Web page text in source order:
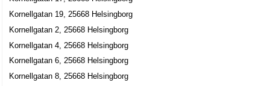
Kornellgatan 19, 25668 Helsingborg
Kornellgatan 2, 25668 Helsingborg
Kornellgatan 4, 25668 Helsingborg
Kornellgatan 6, 25668 Helsingborg
Kornellgatan 8, 25668 Helsingborg